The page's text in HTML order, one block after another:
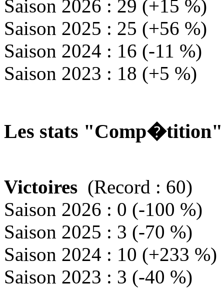
Saison 2026 : 29 (+15 %)
Saison 2025 : 25 (+56 %)
Saison 2024 : 16 (-11 %)
Saison 2023 : 18 (+5 %)
Les stats
Victoires (Record : 60)
Saison 2026 : 0 (-100 %)
Saison 2025 : 3 (-70 %)
Saison 2024 : 10 (+233 %)
Saison 2023 : 3 (-40 %)